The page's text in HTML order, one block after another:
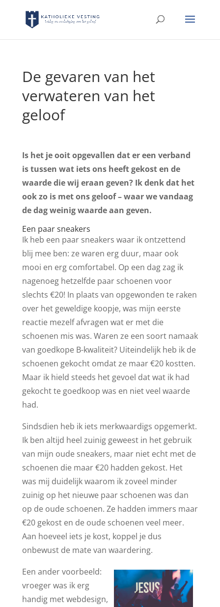
De gevaren van het
verwateren van het
geloof
Is het je ooit opgevallen dat er een verband
is tussen wat iets ons heeft gekost en de
waarde die wij eraan geven? Ik denk dat het
ook zo is met ons geloof – waar we vandaag
de dag weinig waarde aan geven.
Een paar sneakers
Ik heb een paar sneakers waar ik ontzettend
blij mee ben: ze waren erg duur, maar ook
mooi en erg comfortabel. Op een dag zag ik
nagenoeg hetzelfde paar schoenen voor
slechts €20! In plaats van opgewonden te raken
over het geweldige koopje, was mijn eerste
reactie mezelf afvragen wat er met die
schoenen mis was. Waren ze een soort namaak
van goedkope B-kwaliteit? Uiteindelijk heb ik de
schoenen gekocht omdat ze maar €20 kostten.
Maar ik hield steeds het gevoel dat wat ik had
gekocht te goedkoop was en niet veel waarde
had.
Sindsdien heb ik iets merkwaardigs opgemerkt.
Ik ben altijd heel zuinig geweest in het gebruik
van mijn oude sneakers, maar niet echt met de
schoenen die maar €20 hadden gekost. Het
was mij duidelijk waarom ik zoveel minder
zuinig op het nieuwe paar schoenen was dan
op de oude schoenen. Ze hadden immers maar
€20 gekost en de oude schoenen veel meer.
Aan hoeveel iets je kost, koppel je dus
onbewust de mate van waardering.
Een ander voorbeeld:
vroeger was ik erg
handig met webdesign,